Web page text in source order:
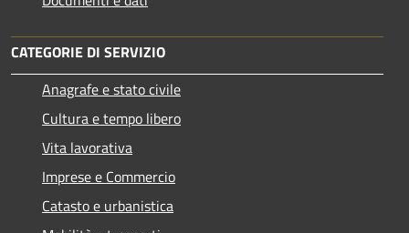
CATEGORIE DI SERVIZIO
Anagrafe e stato civile
Cultura e tempo libero
Vita lavorativa
Imprese e Commercio
Catasto e urbanistica